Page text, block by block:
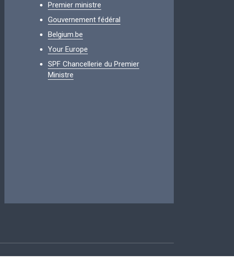
Premier ministre
Gouvernement fédéral
Belgium.be
Your Europe
SPF Chancellerie du Premier
Ministre